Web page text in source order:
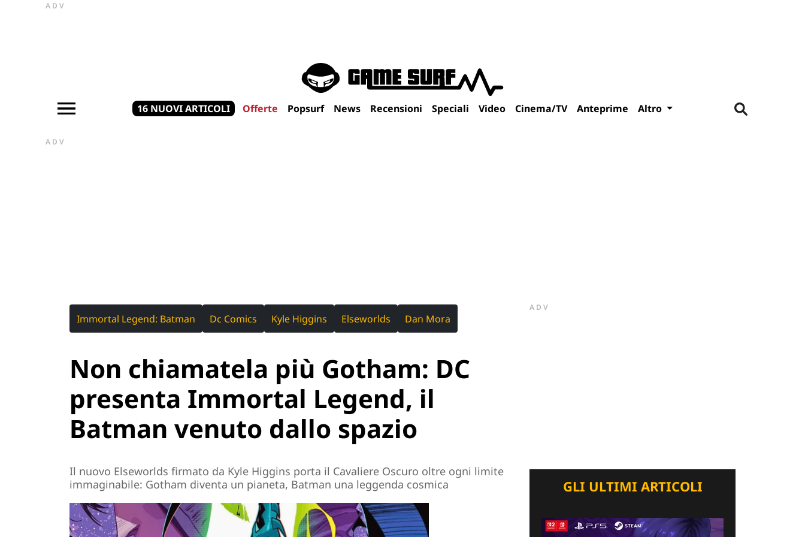
ADV
16 NUOVI ARTICOLI Offerte Popsurf News Recensioni Speciali Video Cinema/TV Anteprime Altro
ADV
Immortal Legend: Batman Dc Comics Kyle Higgins Elseworlds Dan Mora
Non chiamatela più Gotham: DC
presenta Immortal Legend, il
Batman venuto dallo spazio
Il nuovo Elseworlds firmato da Kyle Higgins porta il Cavaliere Oscuro oltre ogni limite
immaginabile: Gotham diventa un pianeta, Batman una leggenda cosmica
ADV
GLI ULTIMI ARTICOLI